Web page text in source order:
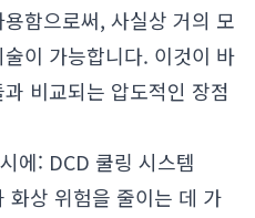
함으로써, 사실상 거의 모
이 가능합니다. 이것이 바
비교되는 압도적인 장점
에: DCD 쿨링 시스템
화상 위험을 줄이는 데 가